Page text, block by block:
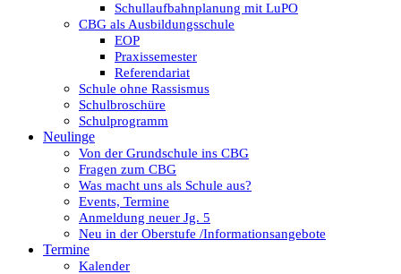
Schullaufbahnplanung mit LuPO
CBG als Ausbildungsschule
EOP
Praxissemester
Referendariat
Schule ohne Rassismus
Schulbroschüre
Schulprogramm
Neulinge
Von der Grundschule ins CBG
Fragen zum CBG
Was macht uns als Schule aus?
Events, Termine
Anmeldung neuer Jg. 5
Neu in der Oberstufe /Informationsangebote
Termine
Kalender